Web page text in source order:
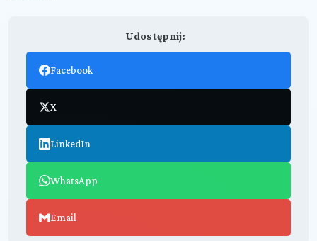
Udostępnij:
Facebook
X
LinkedIn
WhatsApp
Email